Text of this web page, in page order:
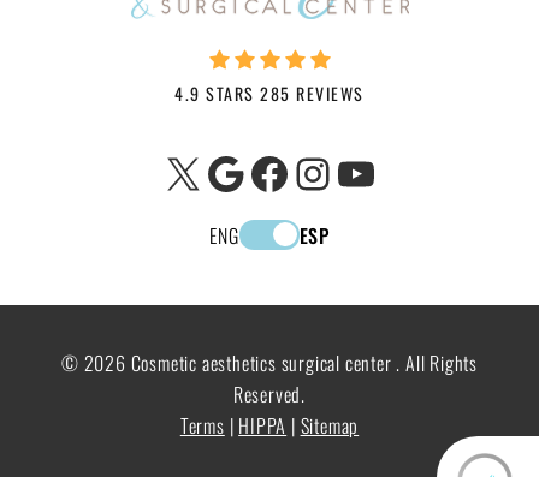
4.9 STARS 285 REVIEWS
X Google Facebook Instagram YouTube
ENG ESP
© 2026 Cosmetic aesthetics surgical center . All Rights
Reserved.
Terms | HIPPA | Sitemap